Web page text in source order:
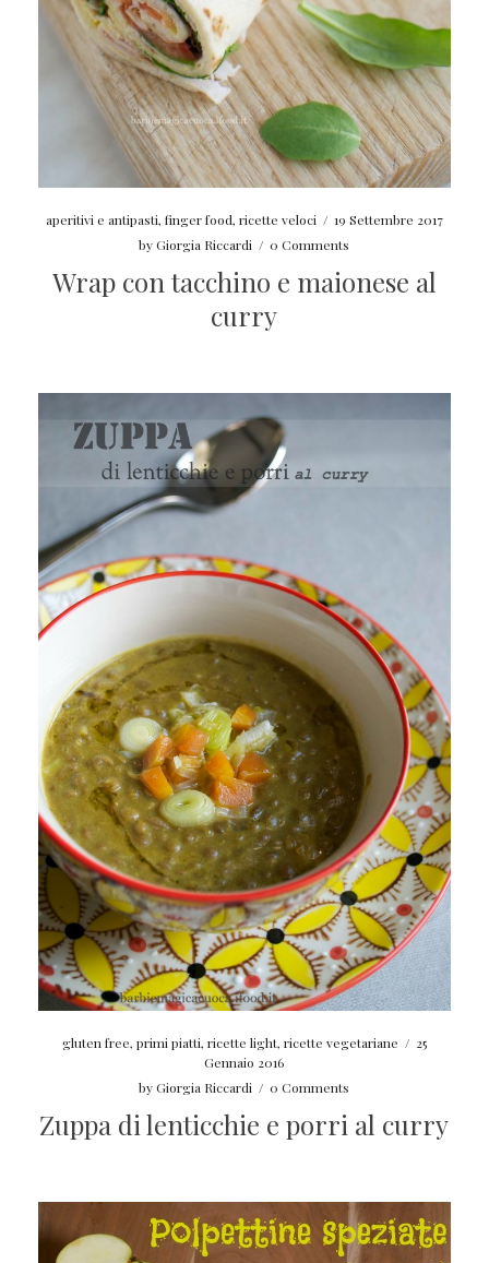
aperitivi e antipasti, finger food, ricette veloci / 19 Settembre 2017
byGiorgia Riccardi / 0 Comments
Wrap con tacchino e maionese al
curry
gluten free, primi piatti, ricette light, ricette vegetariane / 25
Gennaio 2016
byGiorgia Riccardi / 0 Comments
Zuppa di lenticchie e porri al curry